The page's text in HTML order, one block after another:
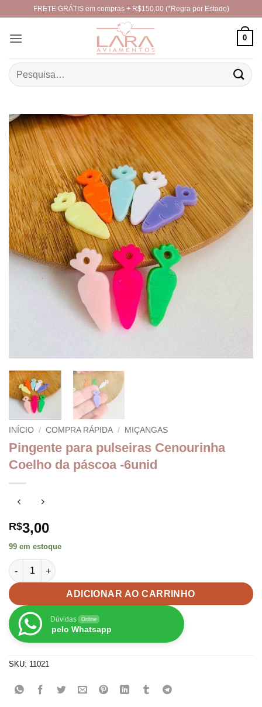
content
FRETE GRÁTIS em compras + R$150,00 (*Regra por Estado)
0
Pesquisar
por:
INÍCIO / COMPRA RÁPIDA / MIÇANGAS
Pingente para pulseiras Cenourinha
Coelho da páscoa -6unid
R$3,00
99 em estoque
Pingente para pulseiras Cenourinha Coelho da páscoa -6unid
ADICIONAR AO CARRINHO
Dúvidas Online
pelo Whatsapp
SKU: 11021